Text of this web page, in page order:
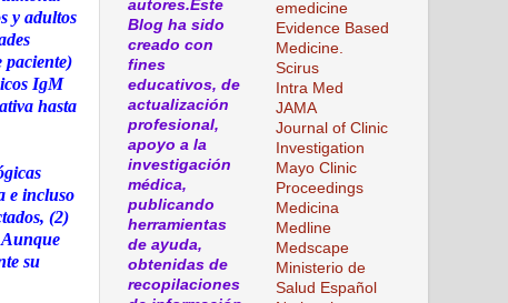
y adultos
paciente)
IgM
hasta
e incluso
(2)
Aunque
su
autores.Este
Blog ha sido
creado con
fines
educativos, de
actualización
profesional,
apoyo a la
investigación
médica,
publicando
herramientas
de ayuda,
obtenidas de
recopilaciones
emedicine
Evidence Based
Medicine.
Scirus
Intra Med
JAMA
Journal of Clinic
Investigation
Mayo Clinic
Proceedings
Medicina
Medline
Medscape
Ministerio de
Salud Español